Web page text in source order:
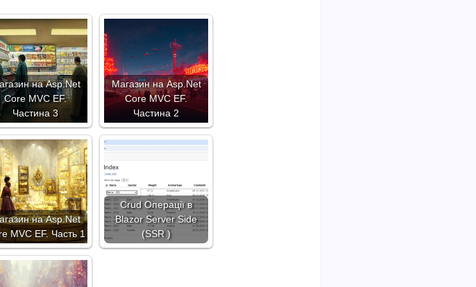
на Asp.Net
Core MVC EF.
Частина 3
Магазин на Asp.Net
Core MVC EF.
Частина 2
на Asp.Net
MVC EF. Часть 1
Crud Операції в
Blazor Server Side
(SSR )